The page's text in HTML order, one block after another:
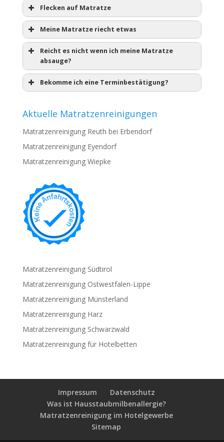
Flecken auf Matratze
Meine Matratze riecht etwas
Reicht es nicht wenn ich meine Matratze
absauge?
Bekomme ich eine Terminbestätigung?
Aktuelle Matratzenreinigungen
Matratzenreinigung Reuth bei Erbendorf
Matratzenreinigung Eyendorf
Matratzenreinigung Wiepke
Matratzenreinigung Südtirol
Matratzenreinigung Ostwestfalen-Lippe
Matratzenreinigung Münsterland
Matratzenreinigung Harz
Matratzenreinigung Schwarzwald
Matratzenreinigung für Hotelbetten
Impressum
Datenschutz
Was ist Hausstaubmilbenallergie?
Matratzenreinigung im Hotelgewerbe
Sitemap